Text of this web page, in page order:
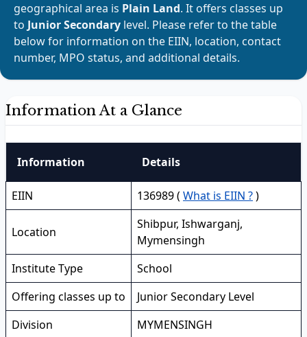
geographical area is Plain Land. It offers classes up
to Junior Secondary level. Please refer to the table
below for information on the EIIN, location, contact
number, MPO status, and additional details.
Information At a Glance
Information Details
EIIN 136989 ( What is EIIN ?)
Location
Shibpur, Ishwarganj,
Mymensingh
Institute Type
School
Offering classes up to
Junior Secondary Level
Division
MYMENSINGH